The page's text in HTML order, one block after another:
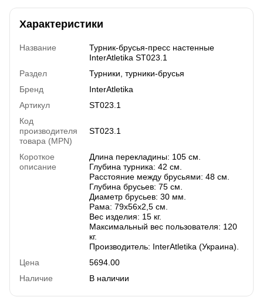
Характеристики
Название
Турник-брусья-пресс настенные
InterAtletika ST023.1
Раздел
Турники, турники-брусья
Бренд
InterAtletika
Артикул
ST023.1
Код
производителя
товара (MPN)
ST023.1
Короткое
описание
Длина перекладины: 105 см.
Глубина турника: 42 см.
Расстояние между брусьями: 48 см.
Глубина брусьев: 75 см.
Диаметр брусьев: 30 мм.
Рама: 79х56х2,5 см.
Вес изделия: 15 кг.
Максимальный вес пользователя: 120
кг.
Производитель: InterAtletika (Украина).
Цена
5694.00
Наличие
В наличии